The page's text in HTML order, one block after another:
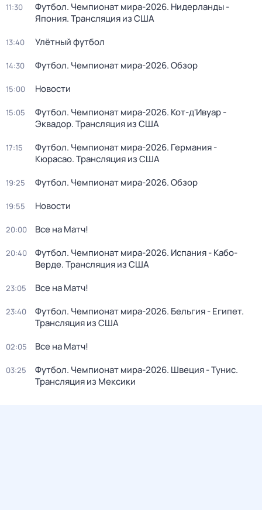
11:30
Футбол. Чемпионат мира-2026. Нидерланды -
Япония. Трансляция из США
13:40 Улётный футбол
14:30 Футбол. Чемпионат мира-2026. Обзор
15:00 Новости
15:05
Футбол. Чемпионат мира-2026. Кот-д'Ивуар -
Эквадор. Трансляция из США
17:15
Футбол. Чемпионат мира-2026. Германия -
Кюрасао. Трансляция из США
19:25 Футбол. Чемпионат мира-2026. Обзор
19:55 Новости
20:00 Все на Матч!
20:40
Футбол. Чемпионат мира-2026. Испания - Кабо-
Верде. Трансляция из США
23:05 Все на Матч!
23:40
Футбол. Чемпионат мира-2026. Бельгия - Египет.
Трансляция из США
02:05 Все на Матч!
03:25
Футбол. Чемпионат мира-2026. Швеция - Тунис.
Трансляция из Мексики